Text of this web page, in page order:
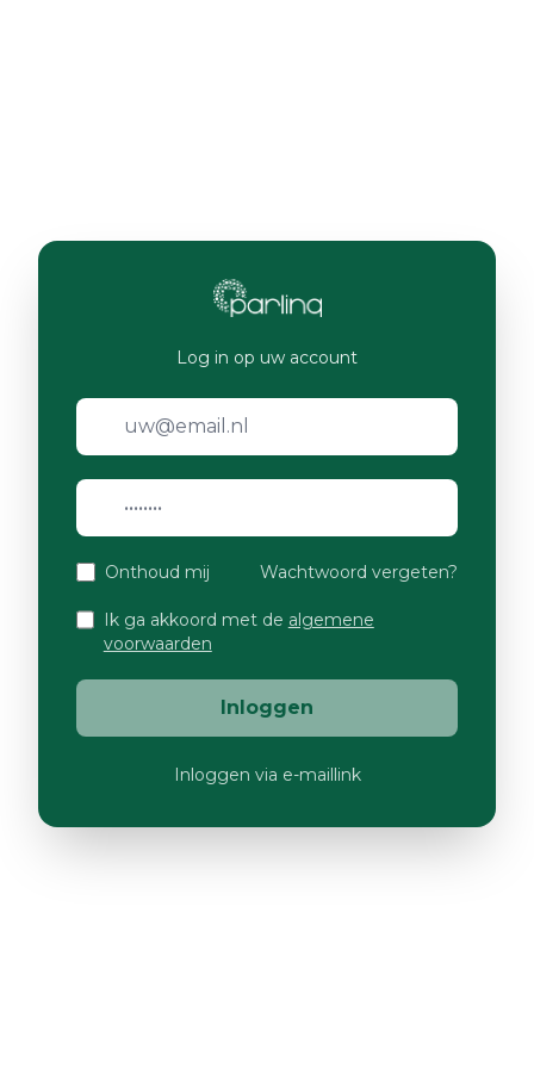
Log in op uw account
Onthoud mij Wachtwoord vergeten?
Ik ga akkoord met de algemene
voorwaarden
Inloggen
Inloggen via e-maillink